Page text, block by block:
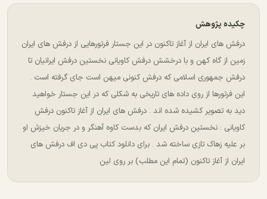
چکیده پژوهش
درفش های ایران از آغاز تاکنون در این جستار فرتورهایی از درفش های ایران
زمین از گاه کهن و با درخشش درفش کاویانی نخستین درفش ایرانیان تا
درفش جمهوری اسلامی که درفش کنونی میهن است جای گرفته است .
این فرتورها از روی داده های تاریخی به شکلی که در این جستار خواهید
دید به تصویر کشیده شده اند . درفش های ایران از آغاز تاکنون درفش
کاویانی : نخستین درفش ایران که بدست کاوه آهنگر و در جریان خیزش او
بر علیه زهاک تازی ساخته شد . برای دانلود کتاب پی دی اف درفش های
ایران از آغاز تاکنون (تمام این مطلب) بر روی لین